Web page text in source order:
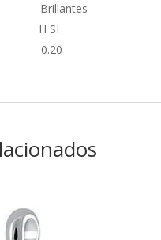
Brillantes
H SI
0.20